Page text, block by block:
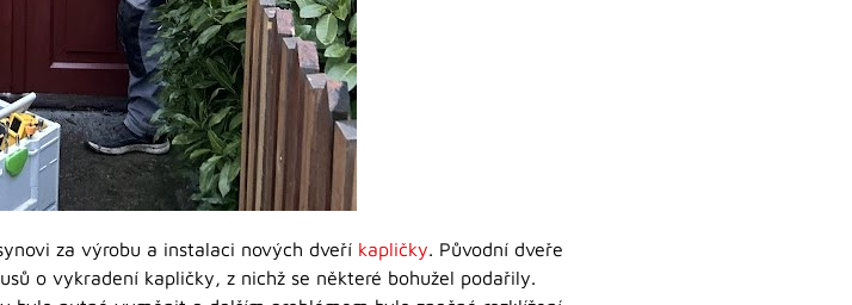
za výrobu a instalaci nových dveří kapličky . Původní dveře
o vykradení kapličky, z nichž se některé bohužel podařily.